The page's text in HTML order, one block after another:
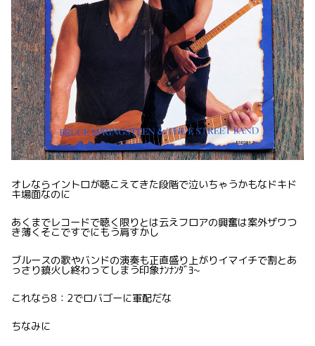
オレならイントロが聴こえてきた段階で泣いちゃうかもなドキド
キ場面なのに
あくまでレコードで聴く限りとは云えフロアの興奮は案外ザワつ
き薄くそこですでにもう肩すかし
ブルースの歌やバンドの演奏も正直盛り上がりイマイチで割とあ
っさり鎮火し終わってしまう印象ﾅﾝﾅﾝﾀﾞﾖ~
これなら8：2でロバゴーに軍配だな
ちなみに